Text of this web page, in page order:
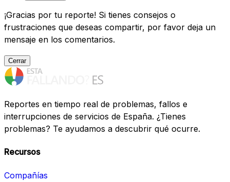
¡Gracias por tu reporte! Si tienes consejos o
frustraciones que deseas compartir, por favor deja un
mensaje en los comentarios.
Cerrar
Reportes en tiempo real de problemas, fallos e
interrupciones de servicios de España. ¿Tienes
problemas? Te ayudamos a descubrir qué ocurre.
Recursos
Compañías